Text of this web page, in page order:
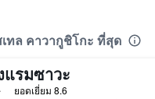
ทล คาวากูชิโกะ ที่สุด
แรมซาวะ
ยอดเยี่ยม 8.6